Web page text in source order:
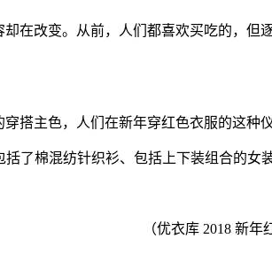
在改变。从前，人们都喜欢买吃的，
搭主色，人们在新年穿红色衣服的这种
了棉混纺针织衫、包括上下装组合的女
（优衣库 2018 新年